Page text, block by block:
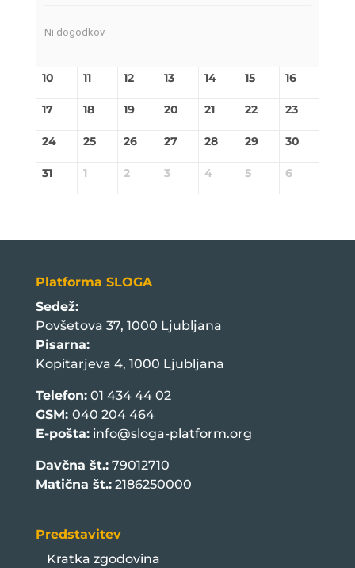
Ni dogodkov
10 11 12 13 14 15 16
17 18 19 20 21 22 23
24 25 26 27 28 29 30
31 1 2 3 4 5 6
Platforma SLOGA
Sedež:
Povšetova 37, 1000 Ljubljana
Pisarna:
Kopitarjeva 4, 1000 Ljubljana
Telefon:01 434 44 02
GSM: 040 204 464
E-pošta: info@sloga-platform.org
Davčna št.:79012710
Matična št.:2186250000
Predstavitev
Kratka zgodovina